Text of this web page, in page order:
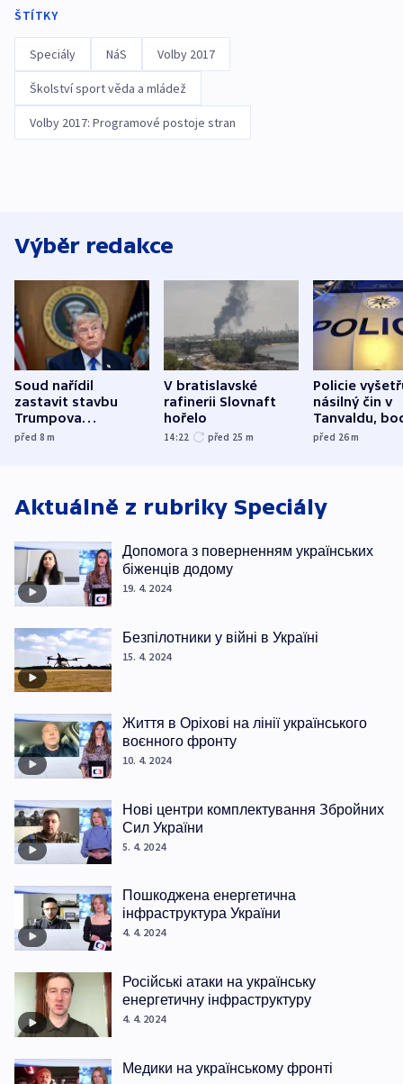
ŠTÍTKY
Speciály NáS Volby 2017
Školství sport věda a mládež
Volby 2017: Programové postoje stran
Výběr redakce
Soud nařídil
zastavit stavbu
Trumpova
tanečního sálu
před 8m
V bratislavské
rafinerii Slovnaft
hořelo
14:22 před 25 m
Policie
násilný čin v
Tanvaldu,
zranění při
před 26m
Aktuálně z rubriky Speciály
Допомога з поверненням українських
біженців додому
19. 4. 2024
Безпілотники у війні в Україні
15. 4. 2024
Життя в Оріхові на лінії українського
воєнного фронту
10. 4. 2024
Нові центри комплектування Збройних
Сил України
5. 4. 2024
Пошкоджена енергетична
інфраструктура України
4. 4. 2024
Російські атаки на українську
енергетичну інфраструктуру
4. 4. 2024
Медики на українському фронті